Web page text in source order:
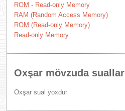
ROM - Read-only Memory
RAM (Random Access Memory)
ROM (Read-only Memory)
Read-only Memory
Oxşar mövzuda suallar
Oxşar sual yoxdur